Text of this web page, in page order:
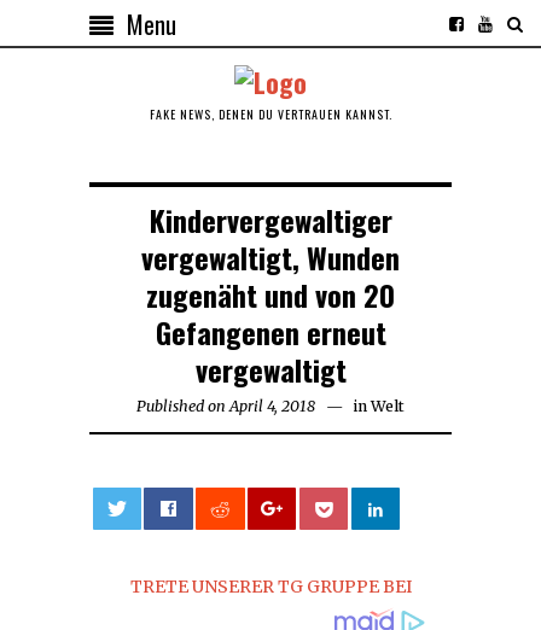
Menu
FAKE NEWS, DENEN DU VERTRAUEN KANNST.
Kindervergewaltiger
vergewaltigt, Wunden
zugenäht und von 20
Gefangenen erneut
vergewaltigt
Published on April 4, 2018 April in Welt
TRETE UNSERER TG GRUPPE BEI